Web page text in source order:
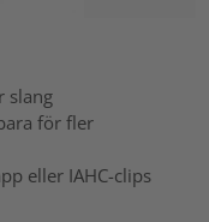
slang
för fler
eller IAHC-clips